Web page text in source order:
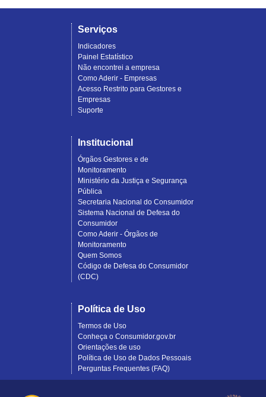
Serviços
Indicadores
Painel Estatístico
Não encontrei a empresa
Como Aderir - Empresas
Acesso Restrito para Gestores e
Empresas
Suporte
Institucional
Órgãos Gestores e de
Monitoramento
Ministério da Justiça e Segurança
Pública
Secretaria Nacional do Consumidor
Sistema Nacional de Defesa do
Consumidor
Como Aderir - Órgãos de
Monitoramento
Quem Somos
Código de Defesa do Consumidor
(CDC)
Política de Uso
Termos de Uso
Conheça o Consumidor.gov.br
Orientações de uso
Política de Uso de Dados Pessoais
Perguntas Frequentes (FAQ)